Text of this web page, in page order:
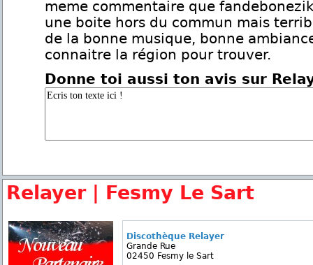
meme commentaire que
une boite hors du commun mais
de la bonne musique, bonne
connaitre la région pour trouver.
Donne toi aussi ton avis sur
Relayer | Fesmy Le Sart
Discothèque Relayer
Grande Rue
02450 Fesmy le Sart